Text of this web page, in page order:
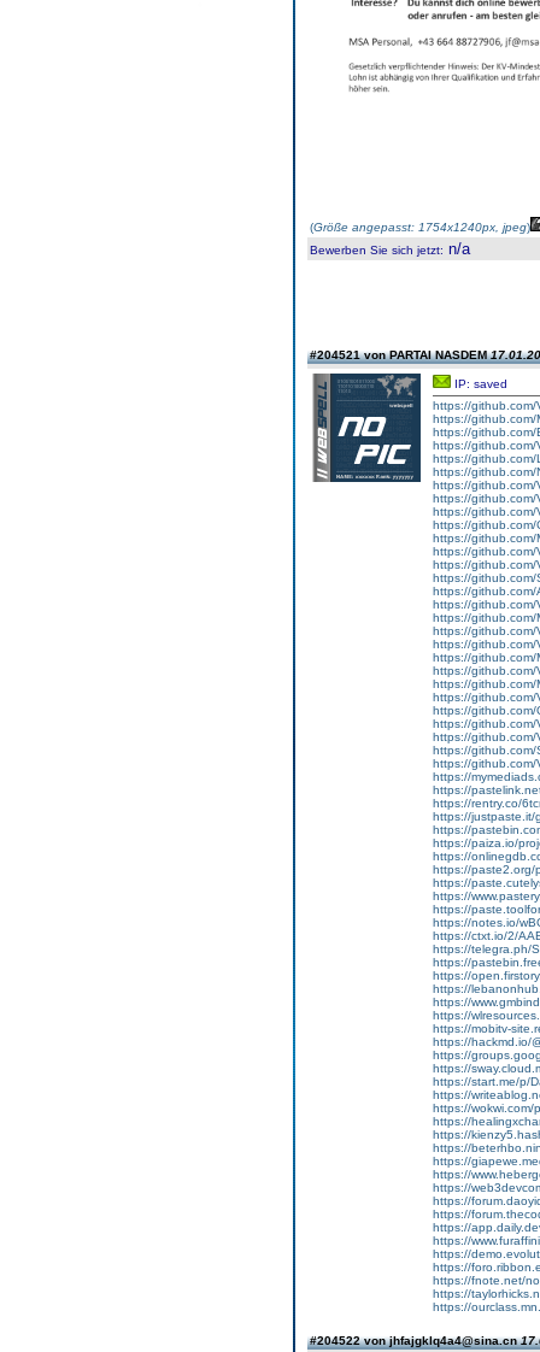
(Größe angepasst: 1754x1240px, jpeg)
Bewerben Sie sich jetzt: n/a
#204521 von PARTAI NASDEM
IP: saved
https://github.com/
https://
https://github.com/
https://github.com/
https://github.com/
https://
https://github.com/
https://github.com/
https://github.com/
https://github.com/
https://github.com/
https://github.com/
https://github.com/
https://github.com/
https://
https://github.com/
https://github.com/
https://github.com/
https://github.com/
https://github.com/
https://github.com/
https://github.com/
https://github.com/
https://github.com/
https://github.com/
https://github.com/
https://
https://github.com/
https://
https://
https://rentry.co/
https://justpaste.it/
https://
https://paiza.io/
https://
https://paste2.org/
https://
https://
https://
https://notes.io/
https://ctxt.io/2/
https://telegra.ph/
https://
https://
https://
https://
https://
https://mobitv-
https://hackmd.io/
https://
https://
https://start.me/p/
https://
https://
https://
https://
https://
https://
https://
https://
https://
https://
https://
https://
https://
https://
https://fnote.net/
https://
https://
#204522 von jhfajgklq4a4@sina.cn